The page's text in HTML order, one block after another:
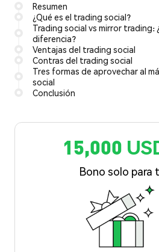
Resumen
¿Qué es el trading social?
Trading social vs mirror trading:
diferencia?
Ventajas del trading social
Contras del trading social
Tres formas de aprovechar al
social
Conclusión
15,000
Bono solo para